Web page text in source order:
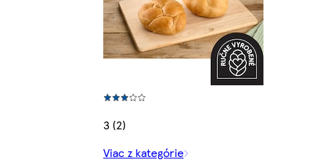
3 (2)
Viac z kategórie